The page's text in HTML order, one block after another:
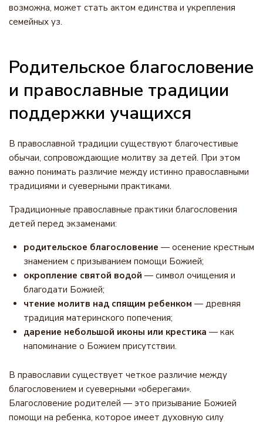
возможна, может стать актом единства и укрепления
семейных уз.
Родительское благословение
и православные традиции
поддержки учащихся
В православной традиции существуют благочестивые
обычаи, сопровождающие молитву за детей. При этом
важно понимать различие между истинно православными
традициями и суеверными практиками.
Традиционные православные практики благословения
детей перед экзаменами:
родительское благословение — осенение крестным
знамением с призыванием помощи Божией;
окропление святой водой — символ очищения и
благодати Божией;
чтение молитв над спящим ребенком — древняя
традиция материнского попечения;
дарение небольшой иконы или крестика — как
напоминание о Божием присутствии.
В православии существует четкое различие между
благословением и суеверными «оберегами».
Благословение родителей — это призывание Божией
помощи на ребенка, которое имеет духовную силу